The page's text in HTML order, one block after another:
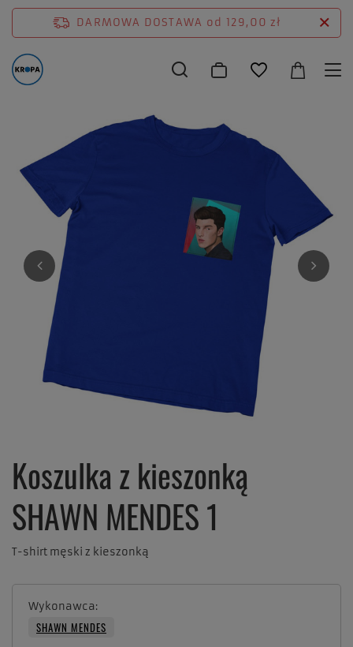
DARMOWA DOSTAWA od 129,00 zł
Koszulka z kieszonką
SHAWN MENDES 1
T-shirt męski z kieszonką
Wykonawca
SHAWN MENDES